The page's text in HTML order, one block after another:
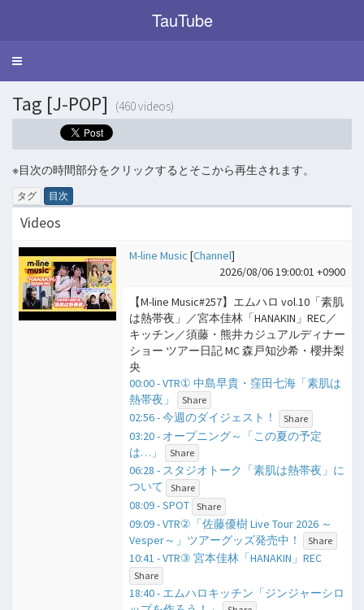
TauTube
Toggle
Tag [J-POP] (460 videos)
※目次の時間部分をクリックするとそこから再生されます。
タグ 目次
Videos
M-line Music [Channel]
2026/08/06 19:00:01 +0900
【M-line Music#257】エムハロ vol.10「素肌
は熱帯夜」／宮本佳林「HANAKIN」REC／
キッチン／須藤・熊井カジュアルディナー
ショー ツアー日記 MC 森戸知沙希・櫻井梨
央
00:00 - VTR① 中島早貴・窪田七海「素肌は
熱帯夜」
Share
02:56 - 今週のダイジェスト！ Share
03:20 - オープニング～「この夏の予定
は…」
Share
06:28 - スタジオトーク「素肌は熱帯夜」に
ついて
Share
08:09 - SPOT Share
09:09 - VTR②「佐藤優樹 Live Tour 2026 ～
Vesper～」ツアーグッズ発売中！
Share
10:41 - VTR③ 宮本佳林「HANAKIN」REC
Share
18:40 - エムハロキッチン「ジンジャーシロ